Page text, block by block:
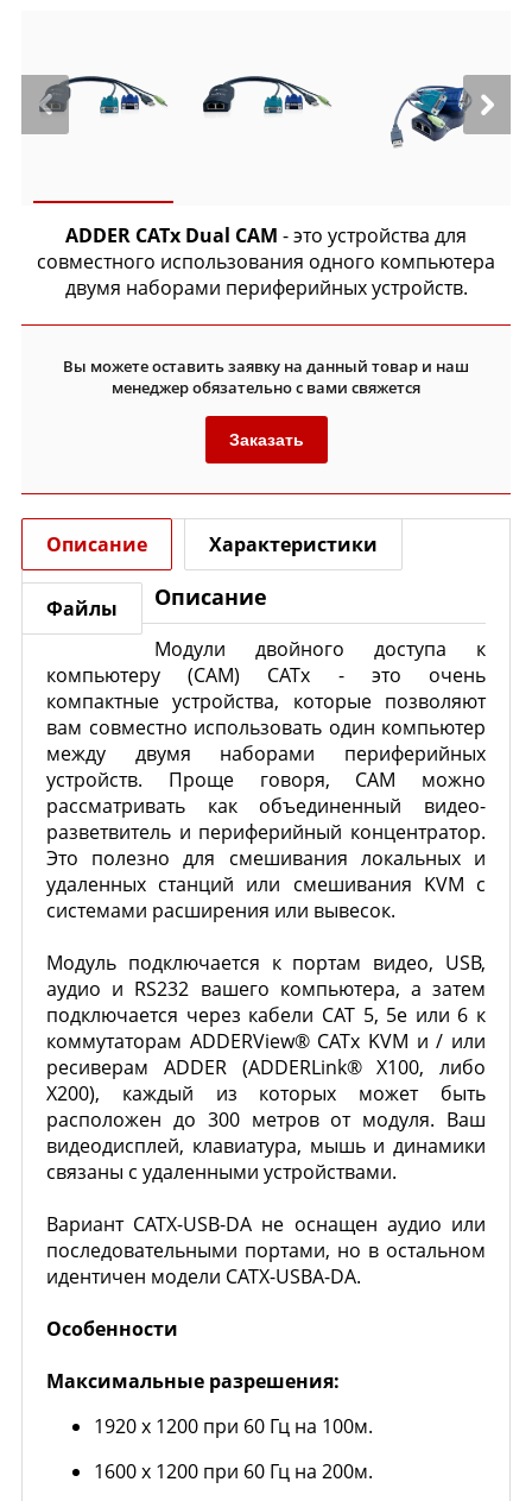
ADDER CATx Dual CAM - это устройства для
совместного использования одного компьютера
двумя наборами периферийных устройств.
Вы можете оставить заявку на данный товар и наш
менеджер обязательно с вами свяжется
Заказать
Описание Характеристики
Файлы Описание
Модули двойного доступа к
компьютеру (CAM) CATx - это очень
компактные устройства, которые позволяют
вам совместно использовать один компьютер
между двумя наборами периферийных
устройств. Проще говоря, CAM можно
рассматривать как объединенный видео-
разветвитель и периферийный концентратор.
Это полезно для смешивания локальных и
удаленных станций или смешивания KVM с
системами расширения или вывесок.
Модуль подключается к портам видео, USB,
аудио и RS232 вашего компьютера, а затем
подключается через кабели CAT 5, 5e или 6 к
коммутаторам ADDERView® CATx KVM и / или
ресиверам ADDER (ADDERLink® X100, либо
X200), каждый из которых может быть
расположен до 300 метров от модуля. Ваш
видеодисплей, клавиатура, мышь и динамики
связаны с удаленными устройствами.
Вариант CATX-USB-DA не оснащен аудио или
последовательными портами, но в остальном
идентичен модели CATX-USBA-DA.
Особенности
Максимальные разрешения:
1920 x 1200 при 60 Гц на 100м.
1600 x 1200 при 60 Гц на 200м.